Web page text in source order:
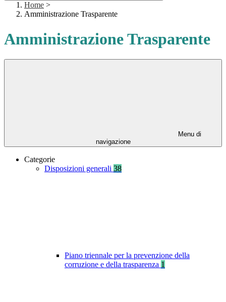
Home >
Amministrazione Trasparente
Amministrazione Trasparente
Menu di
navigazione
Categorie
Disposizioni generali 38
Piano triennale per la prevenzione della
corruzione e della trasparenza 1